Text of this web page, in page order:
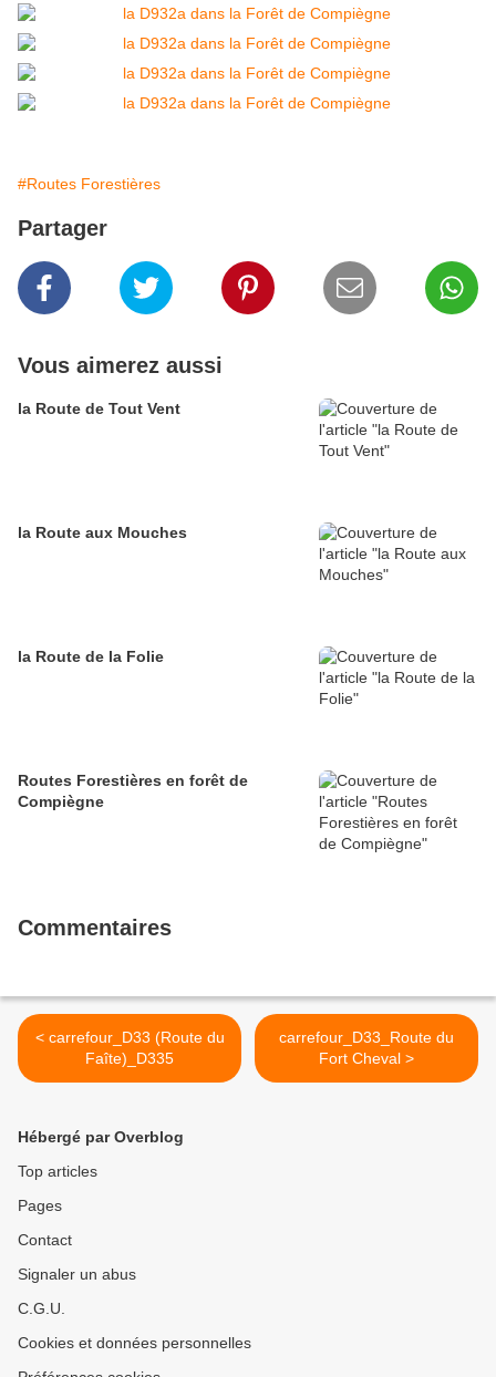
#Routes Forestières
Partager
Vous aimerez aussi
la Route de Tout Vent
la Route aux Mouches
la Route de la Folie
Routes Forestières en forêt de
Compiègne
Commentaires
< carrefour_D33 (Route du
Faîte)_D335
carrefour_D33_Route du
Fort Cheval >
Hébergé par Overblog
Top articles
Pages
Contact
Signaler un abus
C.G.U.
Cookies et données personnelles